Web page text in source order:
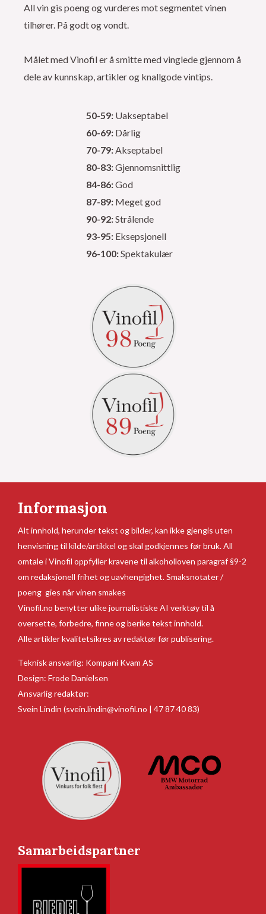
All vin gis poeng og vurderes mot segmentet vinen
tilhører. På godt og vondt.
Målet med Vinofil er å smitte med vinglede gjennom å
dele av kunnskap, artikler og knallgode vintips.
50-59:Uakseptabel
60-69:Dårlig
70-79:Akseptabel
80-83:Gjennomsnittlig
84-86:God
87-89:Meget god
90-92:Strålende
93-95:Eksepsjonell
96-100:Spektakulær
Informasjon
Alt innhold, herunder tekst og bilder, kan ikke gjengis uten
henvisning til kilde/artikkel og skal godkjennes før bruk. All
omtale i Vinofil oppfyller kravene til alkoholloven paragraf §9-2
om redaksjonell frihet og uavhengighet. Smaksnotater /
poeng gies når vinen smakes
Vinofil.no benytter ulike journalistiske AI verktøy til å
oversette, forbedre, finne og berike tekst innhold.
Alle artikler kvalitetsikres av redaktør før publisering.
Teknisk ansvarlig: Kompani Kvam AS
Design: Frode Danielsen
Ansvarlig redaktør:
Svein Lindin (svein.lindin@vinofil.no | 47 87 40 83)
Samarbeidspartner